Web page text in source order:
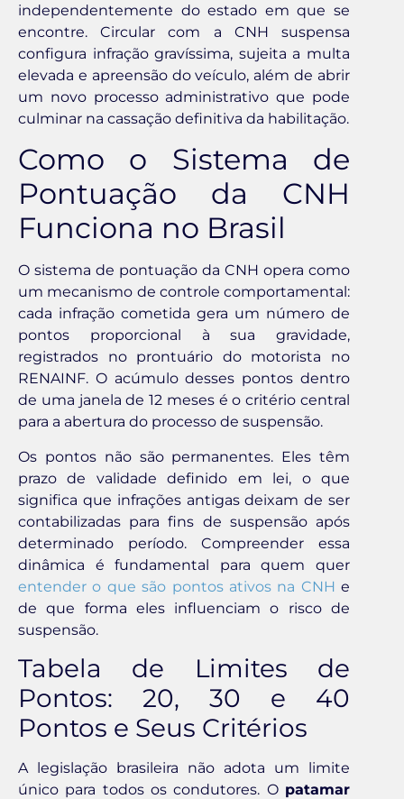
independentemente do estado em que se
encontre. Circular com a CNH suspensa
configura infração gravíssima, sujeita a multa
elevada e apreensão do veículo, além de abrir
um novo processo administrativo que pode
culminar na cassação definitiva da habilitação.
Como o Sistema de
Pontuação da CNH
Funciona no Brasil
O sistema de pontuação da CNH opera como
um mecanismo de controle comportamental:
cada infração cometida gera um número de
pontos proporcional à sua gravidade,
registrados no prontuário do motorista no
RENAINF. O acúmulo desses pontos dentro
de uma janela de 12 meses é o critério central
para a abertura do processo de suspensão.
Os pontos não são permanentes. Eles têm
prazo de validade definido em lei, o que
significa que infrações antigas deixam de ser
contabilizadas para fins de suspensão após
determinado período. Compreender essa
dinâmica é fundamental para quem quer
entender o que são pontos ativos na CNH e
de que forma eles influenciam o risco de
suspensão.
Tabela de Limites de
Pontos: 20, 30 e 40
Pontos e Seus Critérios
A legislação brasileira não adota um limite
único para todos os condutores. O patamar